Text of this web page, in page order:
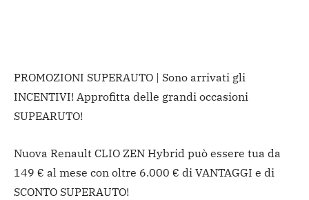
PROMOZIONI SUPERAUTO | Sono arrivati gli
INCENTIVI! Approfitta delle grandi occasioni
SUPEARUTO!
Nuova Renault CLIO ZEN Hybrid può essere tua da
149 € al mese con oltre 6.000 € di VANTAGGI e di
SCONTO SUPERAUTO!